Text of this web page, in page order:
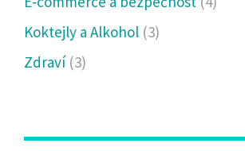
Koktejly a Alkohol (3)
Zdraví (3)